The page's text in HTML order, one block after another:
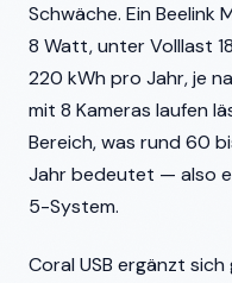
Schwäche. Ein Beelink
8 Watt, unter Volllast
220 kWh pro Jahr, je
mit 8 Kameras laufen
Bereich, was rund 60
Jahr bedeutet — also
5-System.
Coral USB ergänzt